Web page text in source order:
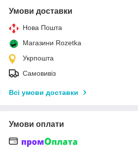
Умови доставки
Нова Пошта
Магазини Rozetka
Укрпошта
Самовивіз
Всі умови доставки
Умови оплати